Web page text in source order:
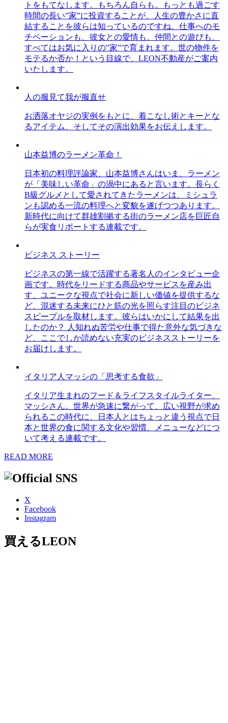
トをもてなします。もちろん自らも。もっとも過ごす
時間の長い”家”に投資することが、人生の豊かさに直
結することを彼らは知っているのですね。仕事へのモ
チベーションも、彼女との愛情も、仲間との遊びも、
すべてはお気に入りの”家”で育まれます。世の物件を
モテるか否か！という目線で、LEON不動産がご案内
いたします。
人の服見て我が服直せ
お洒落オヤジの実例をもとに、着こなし術とキーとな
るアイテム、そしてその演出効果をお伝えします。
山本益博のラーメン革命！
日本初の料理評論家、山本益博さんはいま、ラーメン
が「美味しい革命」の渦中にあると言います。長らく
B級グルメとして愛されてきたラーメンは、ミシュラ
ンも認める一流の料理へと変貌を遂げつつあります。
新時代に向けて群雄割拠する街のラーメン店を巨匠自
らが実食リポートする連載です。
ビジネス ストーリー
ビジネスの第一線で活躍する著名人のインタビュー企
画です。時代をリードする商品やサービスを産み出
す、ユニークな視点で社会に新しい価値を提供するな
ど、混迷する未来にひと筋の光を照らす注目のビジネ
スピープルを取材します。彼らはいかにして結果を出
したのか？ 人知れぬ苦労や仕事で得た意外な気づきな
ど、ここでしか読めない充実のビジネスストーリーを
お届けします。
イタリア人マッシの「思考する食欲」
イタリア生まれのフード＆ライフスタイルライター、
マッシさん。世界が急速に繋がって、広い視野が求め
られるこの時代に、日本人とはちょっと違う視点で日
本と世界の食に関する文化や習慣、メニューなどにつ
いて考える連載です。
READ MORE
X
Facebook
Instagram
買えるLEON